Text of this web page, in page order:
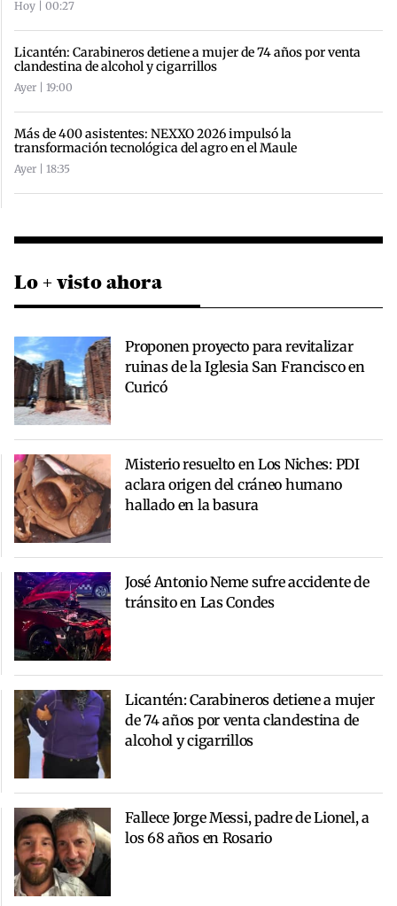
Hoy | 00:27
Licantén: Carabineros detiene a mujer de 74 años por venta
clandestina de alcohol y cigarrillos
Ayer | 19:00
Más de 400 asistentes: NEXXO 2026 impulsó la
transformación tecnológica del agro en el Maule
Ayer | 18:35
Lo + visto ahora
Proponen proyecto para revitalizar
ruinas de la Iglesia San Francisco en
Curicó
Misterio resuelto en Los Niches: PDI
aclara origen del cráneo humano
hallado en la basura
José Antonio Neme sufre accidente de
tránsito en Las Condes
Licantén: Carabineros detiene a mujer
de 74 años por venta clandestina de
alcohol y cigarrillos
Fallece Jorge Messi, padre de Lionel, a
los 68 años en Rosario